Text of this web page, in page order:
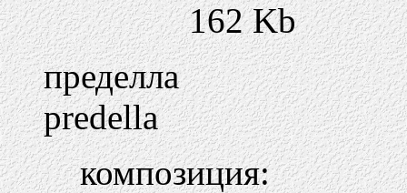
162 Kb
пределла
predella
композиция: